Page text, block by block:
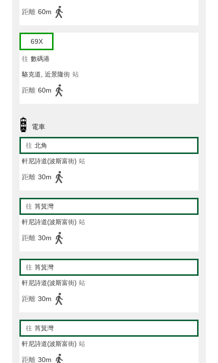
距離 60m
69X
往 數碼港
駱克道, 近景隆街 站
距離 60m
電車
往 北角
軒尼詩道(波斯富街) 站
距離 30m
往 筲箕灣
軒尼詩道(波斯富街) 站
距離 30m
往 筲箕灣
軒尼詩道(波斯富街) 站
距離 30m
往 筲箕灣
軒尼詩道(波斯富街) 站
距離 30m